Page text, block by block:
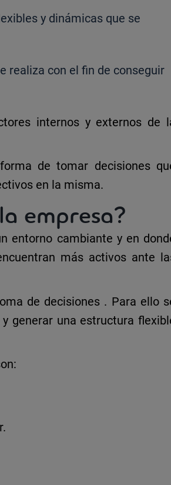
y dinámicas que se
realiza con el fin de conseguir
internos y externos de
de tomar decisiones
en la misma.
empresa?
entorno cambiante y en
más activos ante
de decisiones . Para ello
generar una estructura